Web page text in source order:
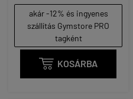
akár -12% és ingyenes
szállítás Gymstore PRO
tagként
 KOSÁRBA